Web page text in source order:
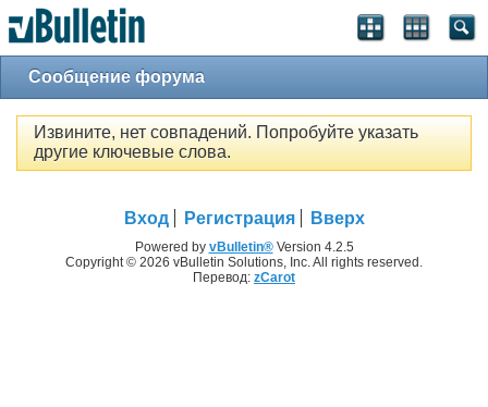
Сообщение форума
Извините, нет совпадений. Попробуйте указать
другие ключевые слова.
Вход Регистрация Вверх
Powered by vBulletin®Version 4.2.5
Copyright © 2026 vBulletin Solutions, Inc. All rights reserved.
Перевод: zCarot